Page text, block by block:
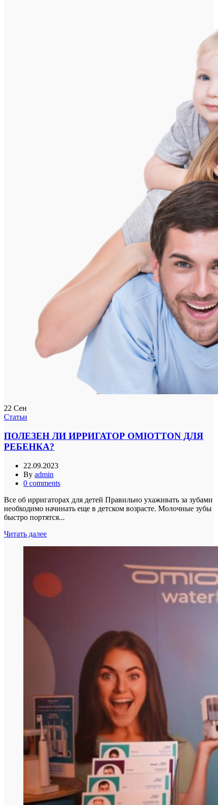
22 Сен
Статьи
ПОЛЕЗЕН ЛИ ИРРИГАТОР OMIOTTON ДЛЯ
РЕБЕНКА?
22.09.2023
By admin
0 comments
Все об ирригаторах для детей Правильно ухаживать за зубами
необходимо начинать еще в детском возрасте. Молочные зубы
быстро портятся...
Читать далее